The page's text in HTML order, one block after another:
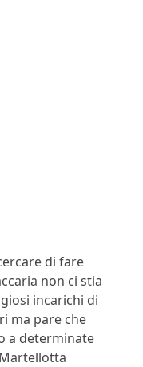
di fare
non ci stia
incarichi di
ma pare che
a determinate